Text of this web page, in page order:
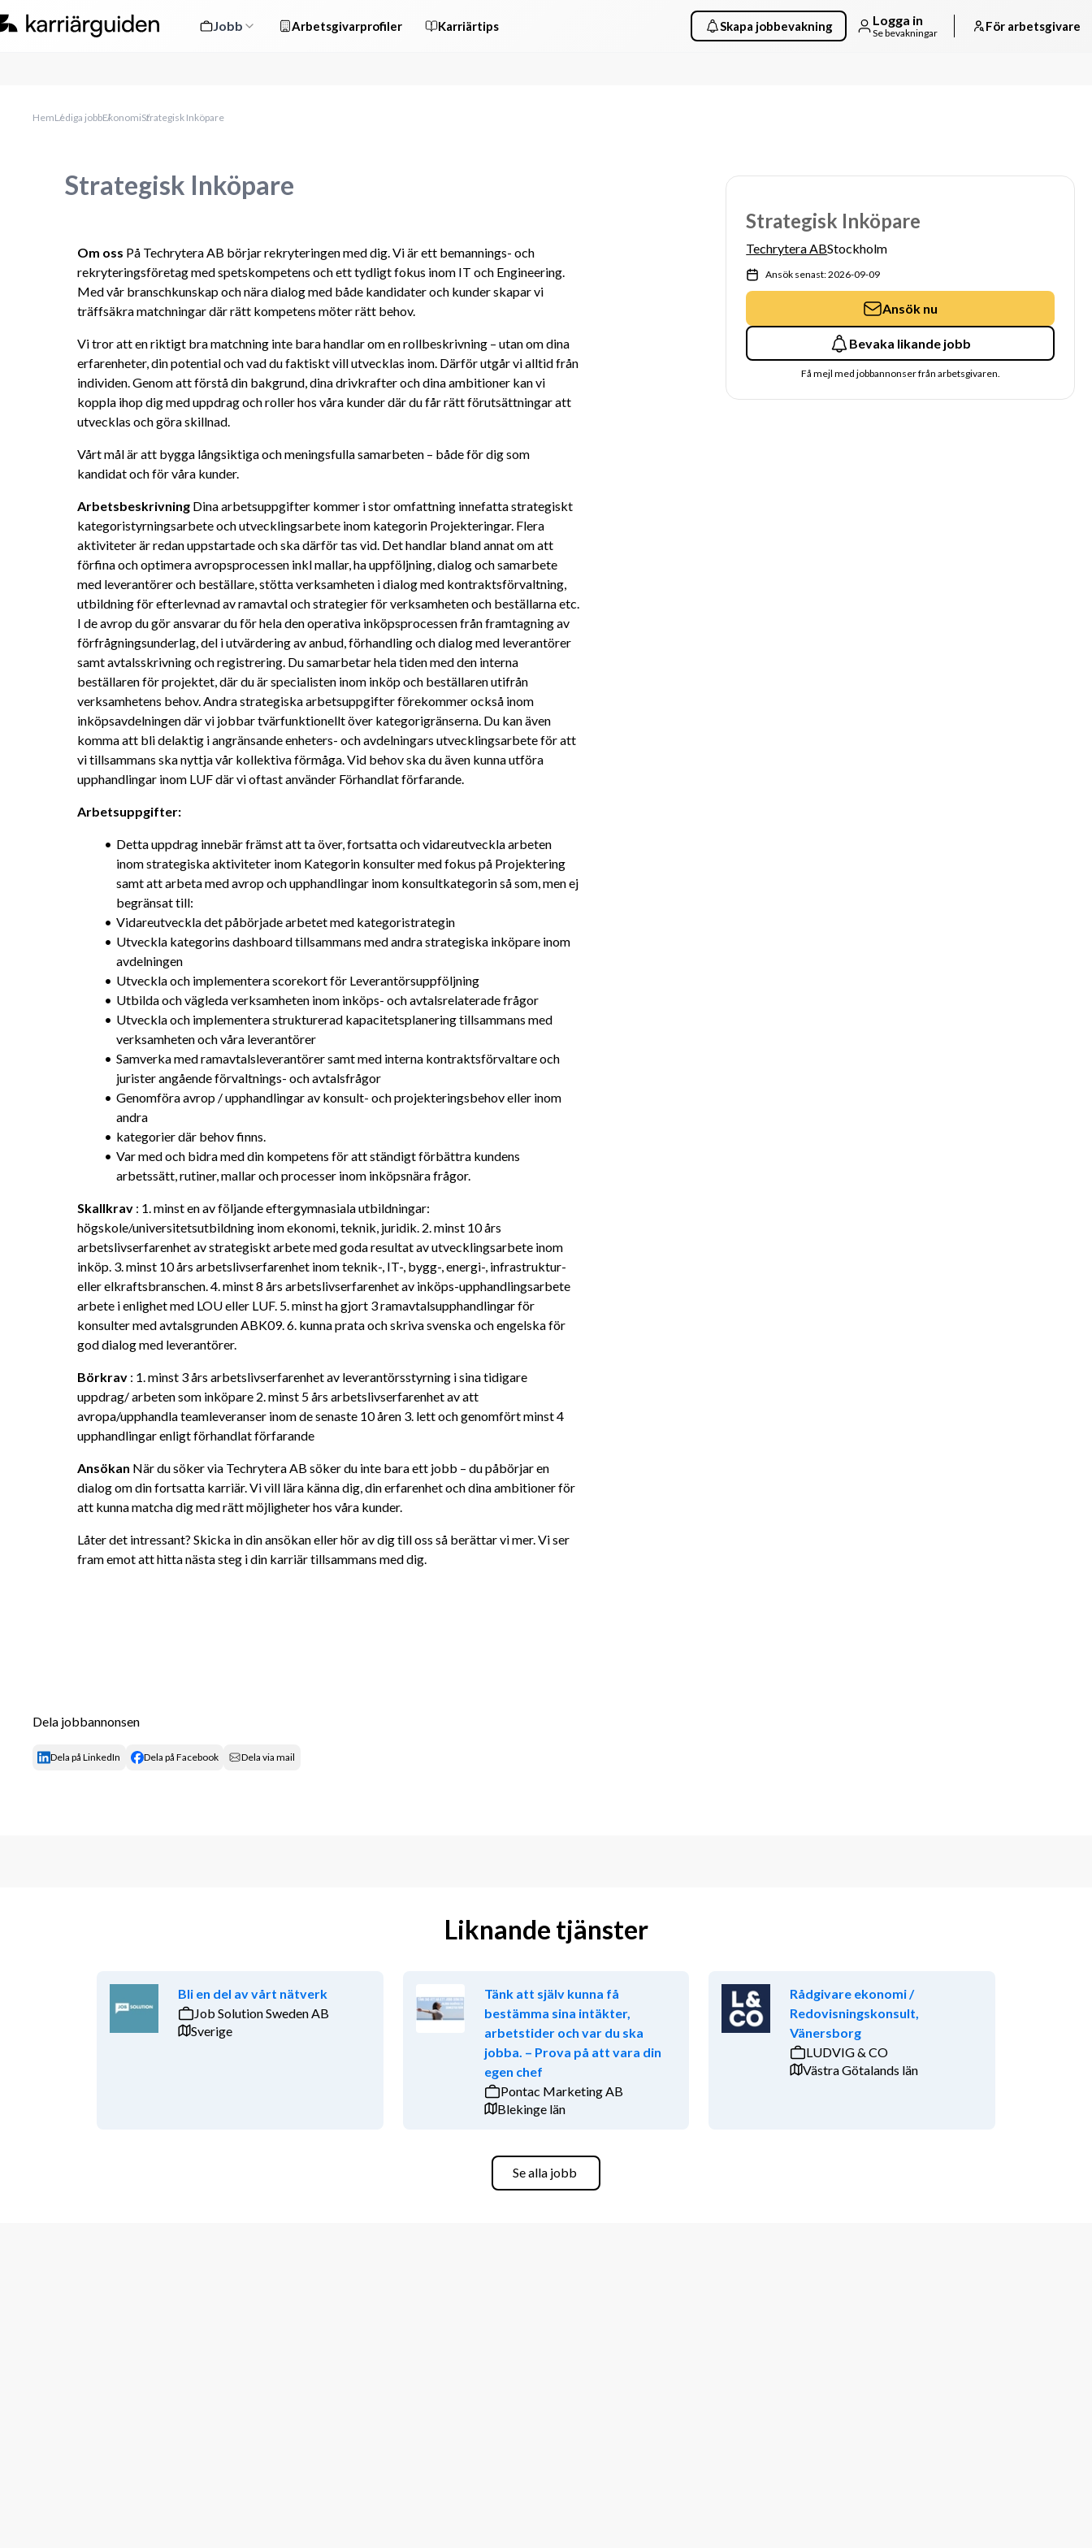
Jobb Arbetsgivarprofiler Karriärtips Skapa jobbevakning Logga in
Se bevakningar För arbetsgivare
HemLediga jobbEkonomiStrategisk Inköpare
Strategisk Inköpare
Om oss På Techrytera AB börjar rekryteringen med dig. Vi är ett bemannings- och
rekryteringsföretag med spetskompetens och ett tydligt fokus inom IT och Engineering.
Med vår branschkunskap och nära dialog med både kandidater och kunder skapar vi
träffsäkra matchningar där rätt kompetens möter rätt behov.
Vi tror att en riktigt bra matchning inte bara handlar om en rollbeskrivning – utan om dina
erfarenheter, din potential och vad du faktiskt vill utvecklas inom. Därför utgår vi alltid från
individen. Genom att förstå din bakgrund, dina drivkrafter och dina ambitioner kan vi
koppla ihop dig med uppdrag och roller hos våra kunder där du får rätt förutsättningar att
utvecklas och göra skillnad.
Vårt mål är att bygga långsiktiga och meningsfulla samarbeten – både för dig som
kandidat och för våra kunder.
Arbetsbeskrivning Dina arbetsuppgifter kommer i stor omfattning innefatta strategiskt
kategoristyrningsarbete och utvecklingsarbete inom kategorin Projekteringar. Flera
aktiviteter är redan uppstartade och ska därför tas vid. Det handlar bland annat om att
förfina och optimera avropsprocessen inkl mallar, ha uppföljning, dialog och samarbete
med leverantörer och beställare, stötta verksamheten i dialog med kontraktsförvaltning,
utbildning för efterlevnad av ramavtal och strategier för verksamheten och beställarna etc.
I de avrop du gör ansvarar du för hela den operativa inköpsprocessen från framtagning av
förfrågningsunderlag, del i utvärdering av anbud, förhandling och dialog med leverantörer
samt avtalsskrivning och registrering. Du samarbetar hela tiden med den interna
beställaren för projektet, där du är specialisten inom inköp och beställaren utifrån
verksamhetens behov. Andra strategiska arbetsuppgifter förekommer också inom
inköpsavdelningen där vi jobbar tvärfunktionellt över kategorigränserna. Du kan även
komma att bli delaktig i angränsande enheters- och avdelningars utvecklingsarbete för att
vi tillsammans ska nyttja vår kollektiva förmåga. Vid behov ska du även kunna utföra
upphandlingar inom LUF där vi oftast använder Förhandlat förfarande.
Arbetsuppgifter:
Detta uppdrag innebär främst att ta över, fortsatta och vidareutveckla arbeten
inom strategiska aktiviteter inom Kategorin konsulter med fokus på Projektering
samt att arbeta med avrop och upphandlingar inom konsultkategorin så som, men ej
begränsat till:
Vidareutveckla det påbörjade arbetet med kategoristrategin
Utveckla kategorins dashboard tillsammans med andra strategiska inköpare inom
avdelningen
Utveckla och implementera scorekort för Leverantörsuppföljning
Utbilda och vägleda verksamheten inom inköps- och avtalsrelaterade frågor
Utveckla och implementera strukturerad kapacitetsplanering tillsammans med
verksamheten och våra leverantörer
Samverka med ramavtalsleverantörer samt med interna kontraktsförvaltare och
jurister angående förvaltnings- och avtalsfrågor
Genomföra avrop / upphandlingar av konsult- och projekteringsbehov eller inom
andra
kategorier där behov finns.
Var med och bidra med din kompetens för att ständigt förbättra kundens
arbetssätt, rutiner, mallar och processer inom inköpsnära frågor.
Skallkrav : 1. minst en av följande eftergymnasiala utbildningar:
högskole/universitetsutbildning inom ekonomi, teknik, juridik. 2. minst 10 års
arbetslivserfarenhet av strategiskt arbete med goda resultat av utvecklingsarbete inom
inköp. 3. minst 10 års arbetslivserfarenhet inom teknik-, IT-, bygg-, energi-, infrastruktur-
eller elkraftsbranschen. 4. minst 8 års arbetslivserfarenhet av inköps-upphandlingsarbete
arbete i enlighet med LOU eller LUF. 5. minst ha gjort 3 ramavtalsupphandlingar för
konsulter med avtalsgrunden ABK09. 6. kunna prata och skriva svenska och engelska för
god dialog med leverantörer.
Börkrav : 1. minst 3 års arbetslivserfarenhet av leverantörsstyrning i sina tidigare
uppdrag/ arbeten som inköpare 2. minst 5 års arbetslivserfarenhet av att
avropa/upphandla teamleveranser inom de senaste 10 åren 3. lett och genomfört minst 4
upphandlingar enligt förhandlat förfarande
Ansökan När du söker via Techrytera AB söker du inte bara ett jobb – du påbörjar en
dialog om din fortsatta karriär. Vi vill lära känna dig, din erfarenhet och dina ambitioner för
att kunna matcha dig med rätt möjligheter hos våra kunder.
Låter det intressant? Skicka in din ansökan eller hör av dig till oss så berättar vi mer. Vi ser
fram emot att hitta nästa steg i din karriär tillsammans med dig.
Strategisk Inköpare
Techrytera ABStockholm
Ansök senast: 2026-09-09
Ansök nu
Bevaka likande jobb
Få mejl med jobbannonser från arbetsgivaren.
Dela jobbannonsen
Dela på LinkedIn Dela på Facebook Dela via mail
Liknande tjänster
Bli en del av vårt nätverk
Job Solution Sweden AB
Sverige
Tänk att själv kunna få
bestämma sina intäkter,
arbetstider och var du ska
jobba. – Prova på att vara din
egen chef
Pontac Marketing AB
Blekinge län
Rådgivare ekonomi /
Redovisningskonsult,
Vänersborg
LUDVIG & CO
Västra Götalands län
Se alla jobb